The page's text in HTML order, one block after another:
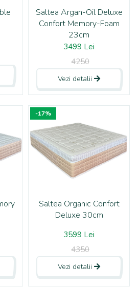
Saltea Argan-Oil Deluxe
Confort Memory-Foam
23cm
3499 Lei
4250
Vezi detalii
-17%
Saltea Organic Confort
Deluxe 30cm
3599 Lei
4350
Vezi detalii